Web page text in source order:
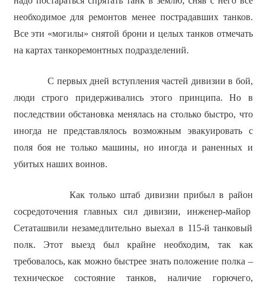
необходимое для ремонтов менее пострадавших танков.
Все эти «могилы» снятой брони и целых танков отмечать
на картах танкоремонтных подразделений.
С первых дней вступления частей дивизии в бой,
люди строго придерживались этого принципа. Но в
последствии обстановка менялась на столько быстро, что
иногда не представлялось возможным эвакуировать с
поля боя не только машины, но иногда и раненных и
убитых наших воинов.
Как только штаб дивизии прибыл в район
сосредоточения главных сил дивизии, инженер-майор
Сетаташвили незамедлительно выехал в 115-й танковый
полк. Этот выезд был крайне необходим, так как
требовалось, как можно быстрее знать положение полка –
техническое состояние танков, наличие горючего,